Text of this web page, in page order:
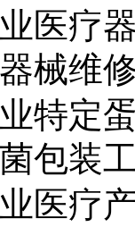
医疗
械维
特定
包装
医疗